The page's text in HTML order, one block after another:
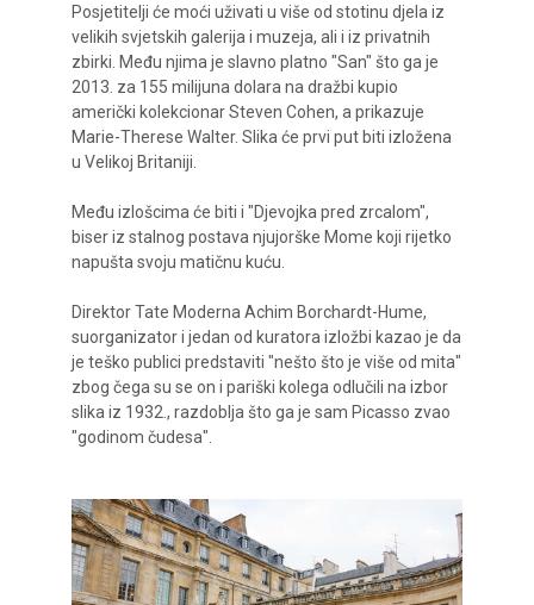
Posjetitelji će moći uživati u više od stotinu djela iz
velikih svjetskih galerija i muzeja, ali i iz privatnih
zbirki. Među njima je slavno platno "San" što ga je
2013. za 155 milijuna dolara na dražbi kupio
američki kolekcionar Steven Cohen, a prikazuje
Marie-Therese Walter. Slika će prvi put biti izložena
u Velikoj Britaniji.
Među izlošcima će biti i "Djevojka pred zrcalom",
biser iz stalnog postava njujorške Mome koji rijetko
napušta svoju matičnu kuću.
Direktor Tate Moderna Achim Borchardt-Hume,
suorganizator i jedan od kuratora izložbi kazao je da
je teško publici predstaviti "nešto što je više od mita"
zbog čega su se on i pariški kolega odlučili na izbor
slika iz 1932., razdoblja što ga je sam Picasso zvao
"godinom čudesa".